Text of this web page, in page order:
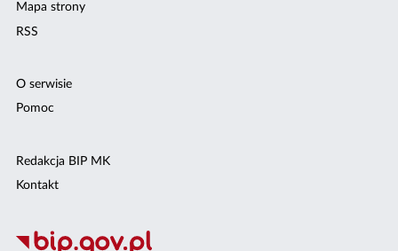
Mapa strony
RSS
O serwisie
Pomoc
Redakcja BIP MK
Kontakt